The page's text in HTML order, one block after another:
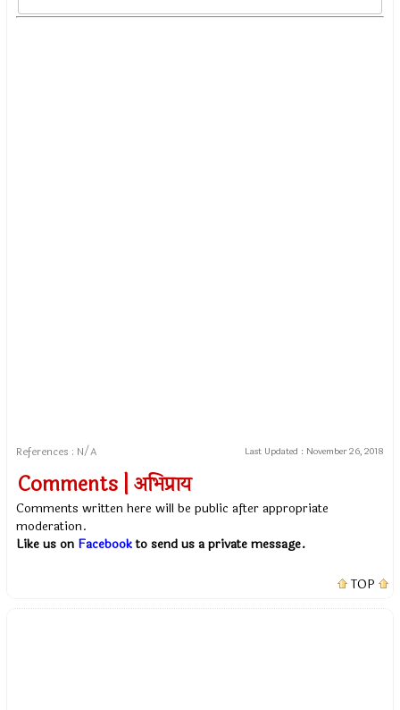
References : N/A Last Updated : November 26, 2018
Comments | अभिप्राय
Comments written here will be public after appropriate
moderation.
Like us on Facebookto send us a private message.
TOP